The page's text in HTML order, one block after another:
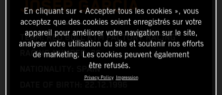
JOSEP GARCIA
TEAM: RED BULL KTM FACTORY RACING
RACING NUMBER: 26
NATIONALITY: SPAIN
En cliquant sur « Accepter tous les cookies », vous
acceptez que des cookies soient enregistrés sur votre
appareil pour améliorer votre navigation sur le site,
analyser votre utilisation du site et soutenir nos efforts
de marketing. Les cookies peuvent également
être refusés.
Privacy Policy Impression